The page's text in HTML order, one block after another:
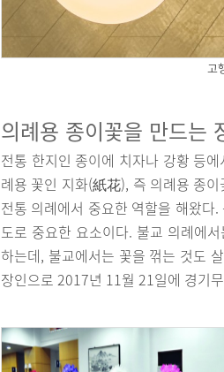
고
의례용 종이꽃을 만드는
전통 한지인 종이에 치자나 강황 등
례용 꽃인 지화(紙花), 즉 의례용 종
전통 의례에서 중요한 역할을 해왔다
도로 중요한 요소이다. 불교 의례에
하는데, 불교에서는 꽃을 꺾는 것도
장인으로 2017년 11월 21일에 경기